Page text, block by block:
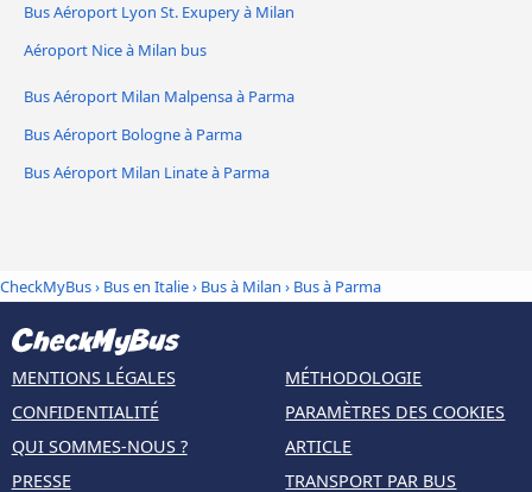
Bus Aéroport Lyon St. Exupery à Milan
Aéroport Nice à Milan bus
Bus Aéroport Milan Malpensa à Parma
Bus Aéroport Bologne à Parma
Bus Aéroport Milan Linate à Parma
CheckMyBus› Bus en Italie› Bus à Milan › Bus à Parma
MENTIONS LÉGALES
CONFIDENTIALITÉ
QUI SOMMES-NOUS ?
PRESSE
MÉTHODOLOGIE
PARAMÈTRES DES COOKIES
ARTICLE
TRANSPORT PAR BUS